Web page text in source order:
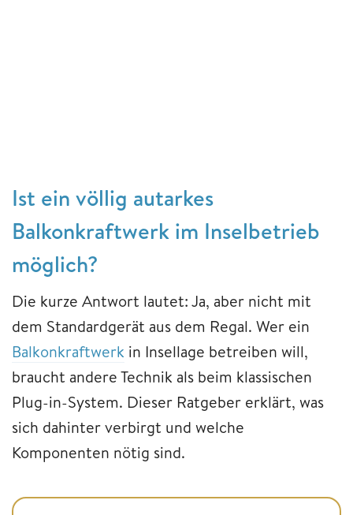
Ist ein völlig autarkes
Balkonkraftwerk im Inselbetrieb
möglich?
Die kurze Antwort lautet: Ja, aber nicht mit
dem Standardgerät aus dem Regal. Wer ein
Balkonkraftwerk in Insellage betreiben will,
braucht andere Technik als beim klassischen
Plug-in-System. Dieser Ratgeber erklärt, was
sich dahinter verbirgt und welche
Komponenten nötig sind.